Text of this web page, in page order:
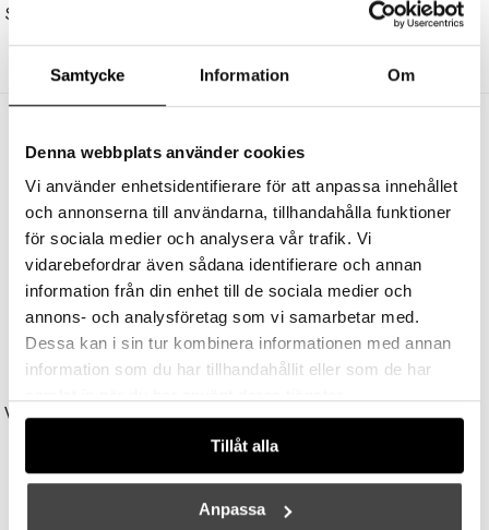
Samtycke Information Om
Denna webbplats använder cookies
Vi använder enhetsidentifierare för att anpassa innehållet
och annonserna till användarna, tillhandahålla funktioner
för sociala medier och analysera vår trafik. Vi
vidarebefordrar även sådana identifierare och annan
information från din enhet till de sociala medier och
annons- och analysföretag som vi samarbetar med.
Dessa kan i sin tur kombinera informationen med annan
information som du har tillhandahållit eller som de har
Tillåt alla
Anpassa
429 kr 343 kr
Cebu Pendel Ø57cm Natur
1999 kr 1599 kr
Andra köpte även
VL45 Ø250 Radiohuspendel Pale Rose/Brass